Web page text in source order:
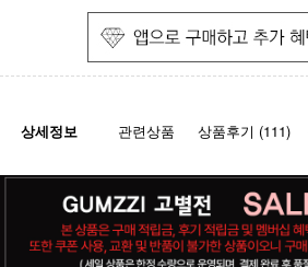
상세정보 관련상품 상품후기 (111)